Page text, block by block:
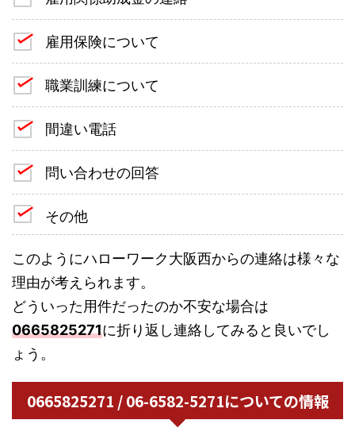
雇用保険について
職業訓練について
間違い電話
問い合わせの回答
その他
このようにハローワーク大阪西からの連絡は様々な
理由が考えられます。
どういった用件だったのか不安な場合は
0665825271に折り返し連絡してみると良いでし
ょう。
0665825271 / 06-6582-5271についての情報